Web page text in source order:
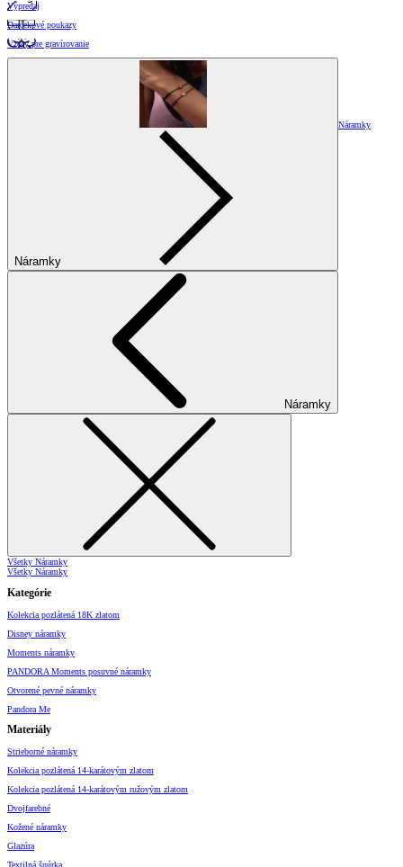
Výpredaj
Darčekové poukazy
Vzory pre gravírovanie
Náramky
Náramky
Náramky
Všetky Náramky
Všetky Náramky
Kategórie
Kolekcia pozlátená 18K zlatom
Disney náramky
Moments náramky
PANDORA Moments posuvné náramky
Otvorené pevné náramky
Pandora Me
Materiály
Strieborné náramky
Kolekcia pozlátená 14-karátovým zlatom
Kolekcia pozlátená 14-karátovým ružovým zlatom
Dvojfarebné
Kožené náramky
Glazúra
Textilná šnúrka